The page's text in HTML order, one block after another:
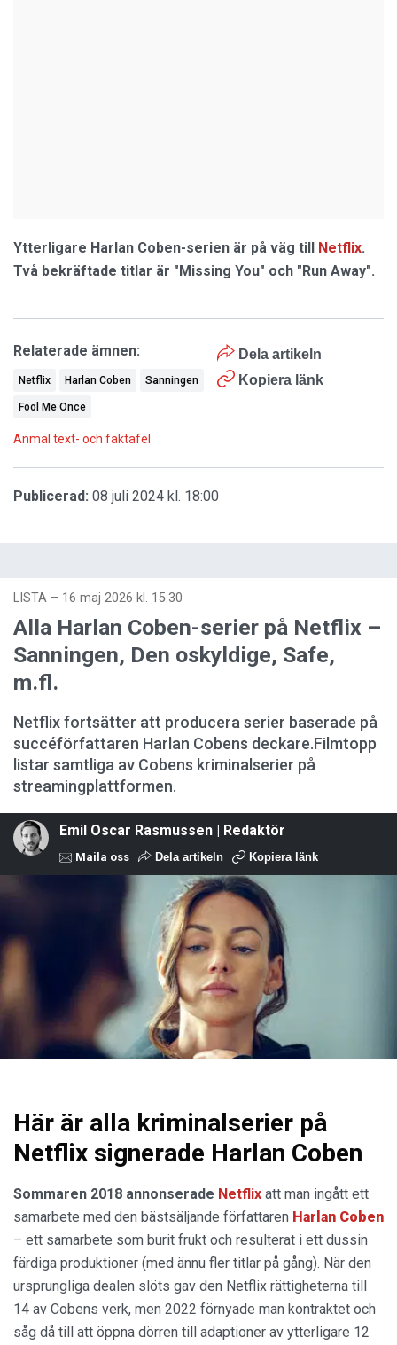
Ytterligare Harlan Coben-serien är på väg till Netflix.
Två bekräftade titlar är "Missing You" och "Run Away".
Dela artikeln
Kopiera länk
Relaterade ämnen:
Netflix Harlan Coben Sanningen
Fool Me Once
Anmäl text- och faktafel
Publicerad: 08 juli 2024 kl. 18:00
LISTA – 16 maj 2026 kl. 15:30
Alla Harlan Coben-serier på Netflix –
Sanningen, Den oskyldige, Safe,
m.fl.
Netflix fortsätter att producera serier baserade på
succéförfattaren Harlan Cobens deckare.Filmtopp
listar samtliga av Cobens kriminalserier på
streamingplattformen.
Emil Oscar Rasmussen | Redaktör
Maila oss Dela artikeln Kopiera länk
Här är alla kriminalserier på
Netflix signerade Harlan Coben
Sommaren 2018 annonserade Netflix att man ingått ett
samarbete med den bästsäljande författaren Harlan Coben
– ett samarbete som burit frukt och resulterat i ett dussin
färdiga produktioner (med ännu fler titlar på gång). När den
ursprungliga dealen slöts gav den Netflix rättigheterna till
14 av Cobens verk, men 2022 förnyade man kontraktet och
såg då till att öppna dörren till adaptioner av ytterligare 12